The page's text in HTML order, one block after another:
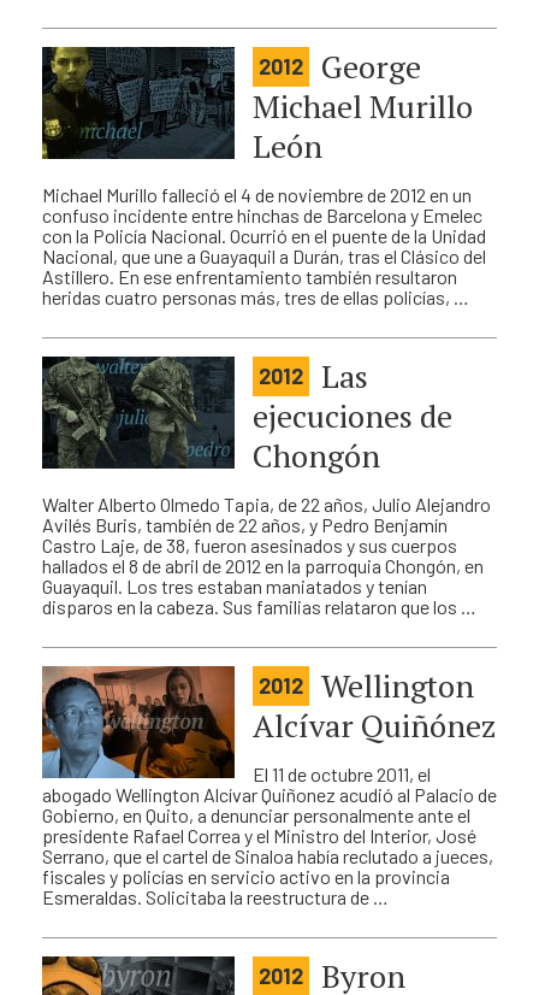
2012
George
Michael Murillo
León
Michael Murillo falleció el 4 de noviembre de 2012 en un
confuso incidente entre hinchas de Barcelona y Emelec
con la Policía Nacional. Ocurrió en el puente de la Unidad
Nacional, que une a Guayaquil a Durán, tras el Clásico del
Astillero. En ese enfrentamiento también resultaron
heridas cuatro personas más, tres de ellas policías, …
2012
Las
ejecuciones de
Chongón
Walter Alberto Olmedo Tapia, de 22 años, Julio Alejandro
Avilés Buris, también de 22 años, y Pedro Benjamín
Castro Laje, de 38, fueron asesinados y sus cuerpos
hallados el 8 de abril de 2012 en la parroquia Chongón, en
Guayaquil. Los tres estaban maniatados y tenían
disparos en la cabeza. Sus familias relataron que los …
2012
Wellington
Alcívar Quiñónez
El 11 de octubre 2011, el
abogado Wellington Alcívar Quiñonez acudió al Palacio de
Gobierno, en Quito, a denunciar personalmente ante el
presidente Rafael Correa y el Ministro del Interior, José
Serrano, que el cartel de Sinaloa había reclutado a jueces,
fiscales y policías en servicio activo en la provincia
Esmeraldas. Solicitaba la reestructura de …
2012
Byron